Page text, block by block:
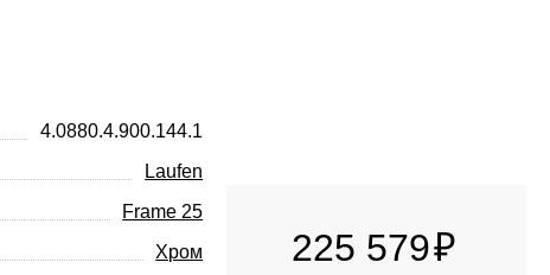
4.0880.4.900.144.1
Laufen
Frame 25
Хром 225 579